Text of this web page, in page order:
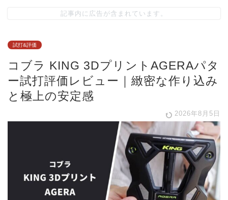
記事内に広告が含まれています。
試打&評価
コブラ KING 3DプリントAGERAパタ
ー試打評価レビュー｜緻密な作り込み
と極上の安定感
2026年8月5日